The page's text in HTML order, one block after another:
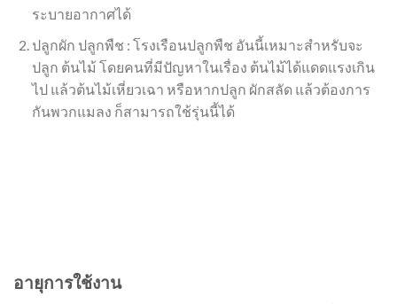
ระบายอากาศได้
ปลูกผัก ปลูกพืช : โรงเรือนปลูกพืช อันนี้เหมาะสำหรับจะ
ปลูก ต้นไม้ โดยคนที่มีปัญหาในเรื่อง ต้นไม้ได้แดดแรงเกิน
ไป แล้วต้นไม้เหี่ยวเฉา หรือหากปลูก ผักสลัด แล้วต้องการ
กันพวกแมลง ก็สามารถใช้รุ่นนี้ได้
อายุการใช้งาน